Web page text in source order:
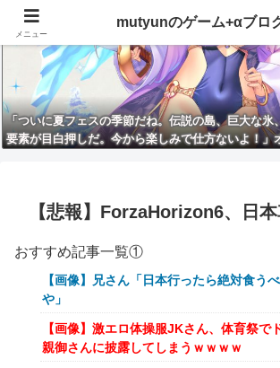
「ついに夏フェスの季節だね。伝説の島、巨大な
要素が目白押しだ。今から楽しみで仕方ないよ！」
【悲報】ForzaHorizon6、日
おすすめ記事一覧①
【画像】兄さん「日本行ったら絶対食う
や」
【画像】激エロ体操服JKさん、体育祭で
親御さんに披露してしまうｗｗｗｗ
メニュー
mutyunのゲーム+αブロ